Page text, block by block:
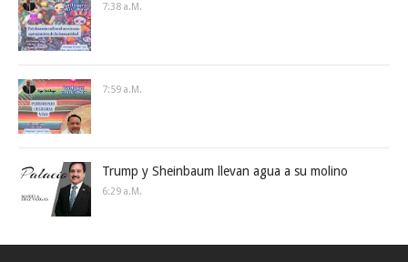
7:38 A.m.
7:59 A.m.
Trump y Sheinbaum llevan agua a su molino
6:29 A.m.